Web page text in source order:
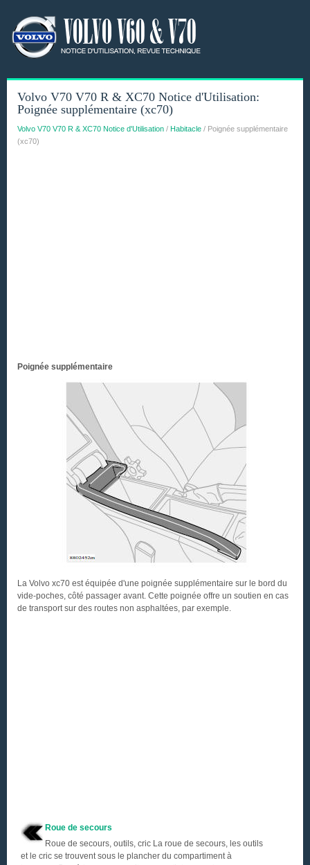
Volvo V70 V70 R & XC70 Notice d'Utilisation:
Poignée supplémentaire (xc70)
Volvo V70 V70 R & XC70 Notice d'Utilisation / Habitacle / Poignée supplémentaire
(xc70)
Poignée supplémentaire
La Volvo xc70 est équipée d'une poignée supplémentaire sur le bord du
vide-poches, côté passager avant. Cette poignée offre un soutien en cas
de transport sur des routes non asphaltées, par exemple.
Roue de secours
Roue de secours, outils, cric La roue de secours, les outils
et le cric se trouvent sous le plancher du compartiment à